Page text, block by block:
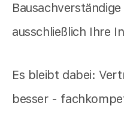
ausschließlich Ihre
Es bleibt dabei:
besser -